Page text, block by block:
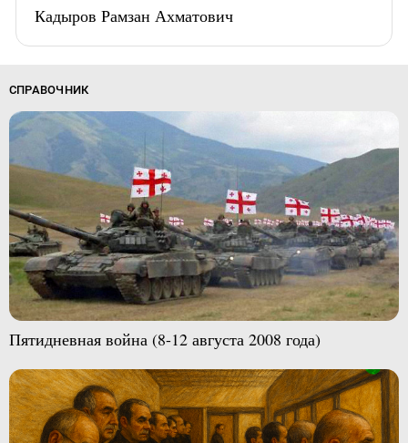
Кадыров Рамзан Ахматович
СПРАВОЧНИК
Пятидневная война (8-12 августа 2008 года)